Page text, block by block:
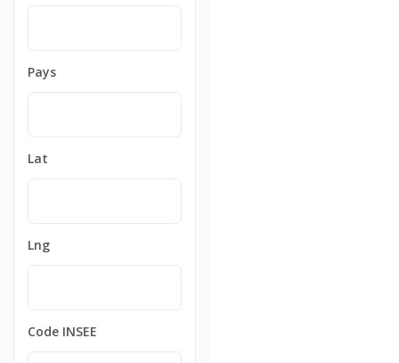
Pays
Lat
Lng
Code INSEE